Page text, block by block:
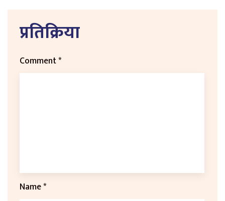
प्रतिक्रिया
Comment*
Name*